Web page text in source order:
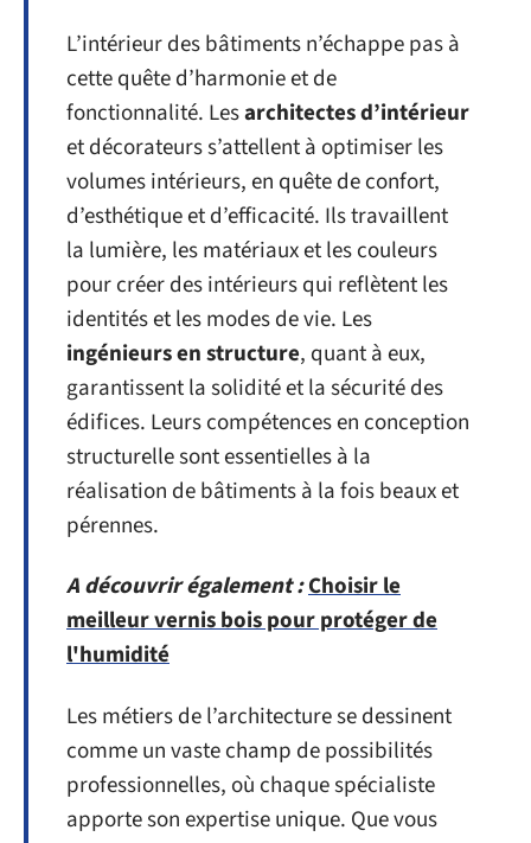
L’intérieur des bâtiments n’échappe pas à
cette quête d’harmonie et de
fonctionnalité. Lesarchitectes d’intérieur
et décorateurs s’attellent à optimiser les
volumes intérieurs, en quête de confort,
d’esthétique et d’efficacité. Ils travaillent
la lumière, les matériaux et les couleurs
pour créer des intérieurs qui reflètent les
identités et les modes de vie. Les
ingénieurs en structure, quant à eux,
garantissent la solidité et la sécurité des
édifices. Leurs compétences en conception
structurelle sont essentielles à la
réalisation de bâtiments à la fois beaux et
pérennes.
A découvrir également :Choisir le
meilleur vernis bois pour protéger de
l'humidité
Les métiers de l’architecture se dessinent
comme un vaste champ de possibilités
professionnelles, où chaque spécialiste
apporte son expertise unique. Que vous